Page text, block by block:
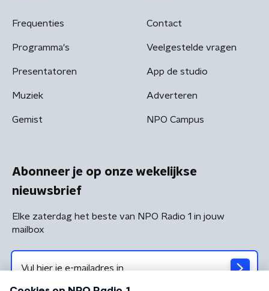
Frequenties
Programma's
Presentatoren
Muziek
Gemist
Contact
Veelgestelde vragen
App de studio
Adverteren
NPO Campus
Abonneer je op onze wekelijkse
nieuwsbrief
Elke zaterdag het beste van NPO Radio 1 in jouw
mailbox